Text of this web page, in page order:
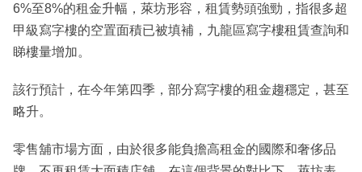
6%至8%的租金升幅，萊坊形容，租賃勢頭強勁，指很多超
甲級寫字樓的空置面積已被填補，九龍區寫字樓租賃查詢和
睇樓量增加。
該行預計，在今年第四季，部分寫字樓的租金趨穩定，甚至
略升。
零售舖市場方面，由於很多能負擔高租金的國際和奢侈品